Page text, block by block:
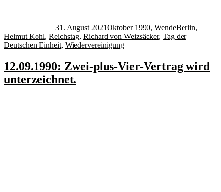
31. August 2021Oktober 1990, WendeBerlin,
Helmut Kohl, Reichstag, Richard von Weizsäcker, Tag der
Deutschen Einheit, Wiedervereinigung
12.09.1990: Zwei-plus-Vier-Vertrag wird
unterzeichnet.